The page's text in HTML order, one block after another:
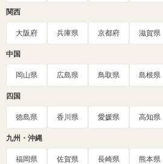
関西
大阪府 兵庫県 京都府 滋賀県
中国
岡山県 広島県 鳥取県 島根県
四国
徳島県 香川県 愛媛県 高知県
九州・沖縄
福岡県 佐賀県 長崎県 熊本県